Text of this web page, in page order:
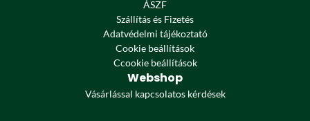
ÁSZF
Szállítás és Fizetés
Adatvédelmi tájékoztató
Cookie beállítások
Ccookie beállítások
Webshop
Vásárlással kapcsolatos kérdések